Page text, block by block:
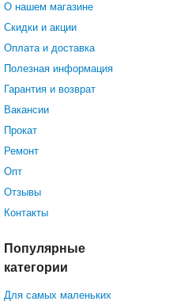
О нашем магазине
Скидки и акции
Оплата и доставка
Полезная информация
Гарантия и возврат
Вакансии
Прокат
Ремонт
Опт
Отзывы
Контакты
Популярные
категории
Для самых маленьких